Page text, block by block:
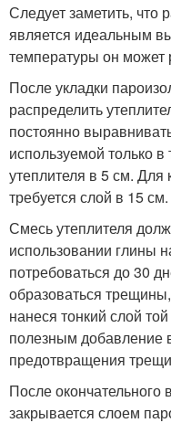
Следует заметить, что
является идеальным
температуры он может
После укладки
распределить
постоянно
используемой только
утеплителя в 5 см. Для
требуется слой в 15 см.
Смесь утеплителя
использовании глины
потребоваться до 30
образоваться
нанеся тонкий слой
полезным добавление
предотвращения
После окончательного
закрывается слоем